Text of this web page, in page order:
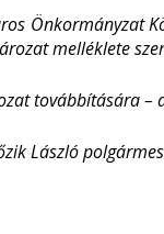
Önkormányzat
melléklete
továbbítására –
László